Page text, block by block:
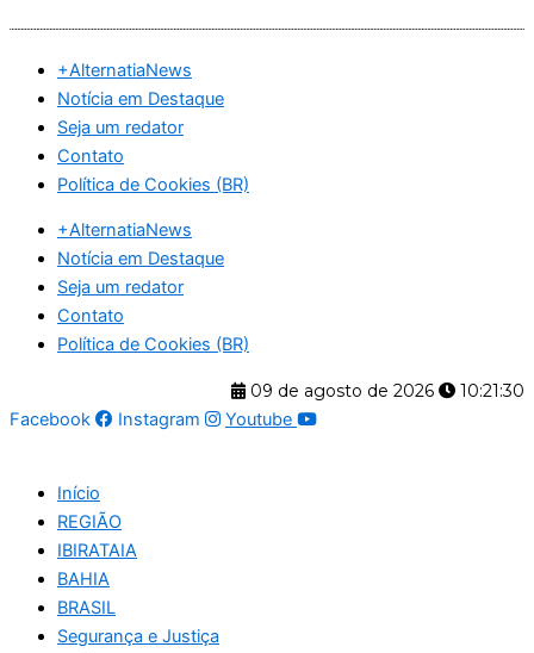
conteúdo
+AlternatiaNews
Notícia em Destaque
Seja um redator
Contato
Política de Cookies (BR)
+AlternatiaNews
Notícia em Destaque
Seja um redator
Contato
Política de Cookies (BR)
09 de agosto de 2026
10:21:31
Facebook
Instagram Youtube
Início
REGIÃO
IBIRATAIA
BAHIA
BRASIL
Segurança e Justiça